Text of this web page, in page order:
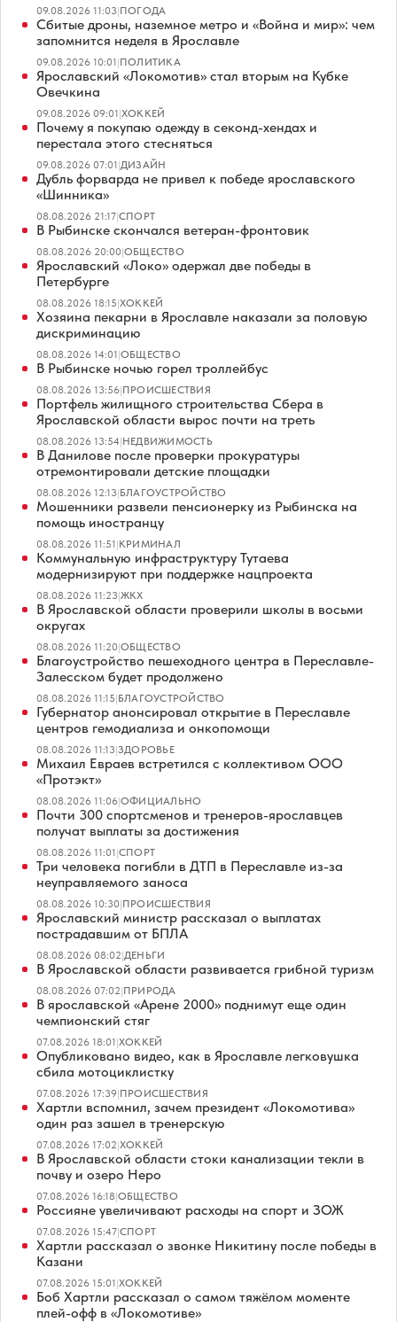
09.08.2026 11:03|ПОГОДА
Сбитые дроны, наземное метро и «Война и мир»: чем
запомнится неделя в Ярославле
09.08.2026 10:01|ПОЛИТИКА
Ярославский «Локомотив» стал вторым на Кубке
Овечкина
09.08.2026 09:01|ХОККЕЙ
Почему я покупаю одежду в секонд-хендах и
перестала этого стесняться
09.08.2026 07:01|ДИЗАЙН
Дубль форварда не привел к победе ярославского
«Шинника»
08.08.2026 21:17|СПОРТ
В Рыбинске скончался ветеран-фронтовик
08.08.2026 20:00|ОБЩЕСТВО
Ярославский «Локо» одержал две победы в
Петербурге
08.08.2026 18:15|ХОККЕЙ
Хозяина пекарни в Ярославле наказали за половую
дискриминацию
08.08.2026 14:01|ОБЩЕСТВО
В Рыбинске ночью горел троллейбус
08.08.2026 13:56|ПРОИСШЕСТВИЯ
Портфель жилищного строительства Сбера в
Ярославской области вырос почти на треть
08.08.2026 13:54|НЕДВИЖИМОСТЬ
В Данилове после проверки прокуратуры
отремонтировали детские площадки
08.08.2026 12:13|БЛАГОУСТРОЙСТВО
Мошенники развели пенсионерку из Рыбинска на
помощь иностранцу
08.08.2026 11:51|КРИМИНАЛ
Коммунальную инфраструктуру Тутаева
модернизируют при поддержке нацпроекта
08.08.2026 11:23|ЖКХ
В Ярославской области проверили школы в восьми
округах
08.08.2026 11:20|ОБЩЕСТВО
Благоустройство пешеходного центра в Переславле-
Залесском будет продолжено
08.08.2026 11:15|БЛАГОУСТРОЙСТВО
Губернатор анонсировал открытие в Переславле
центров гемодиализа и онкопомощи
08.08.2026 11:13|ЗДОРОВЬЕ
Михаил Евраев встретился с коллективом ООО
«Протэкт»
08.08.2026 11:06|ОФИЦИАЛЬНО
Почти 300 спортсменов и тренеров-ярославцев
получат выплаты за достижения
08.08.2026 11:01|СПОРТ
Три человека погибли в ДТП в Переславле из-за
неуправляемого заноса
08.08.2026 10:30|ПРОИСШЕСТВИЯ
Ярославский министр рассказал о выплатах
пострадавшим от БПЛА
08.08.2026 08:02|ДЕНЬГИ
В Ярославской области развивается грибной туризм
08.08.2026 07:02|ПРИРОДА
В ярославской «Арене 2000» поднимут еще один
чемпионский стяг
07.08.2026 18:01|ХОККЕЙ
Опубликовано видео, как в Ярославле легковушка
сбила мотоциклистку
07.08.2026 17:39|ПРОИСШЕСТВИЯ
Хартли вспомнил, зачем президент «Локомотива»
один раз зашел в тренерскую
07.08.2026 17:02|ХОККЕЙ
В Ярославской области стоки канализации текли в
почву и озеро Неро
07.08.2026 16:18|ОБЩЕСТВО
Россияне увеличивают расходы на спорт и ЗОЖ
07.08.2026 15:47|СПОРТ
Хартли рассказал о звонке Никитину после победы в
Казани
07.08.2026 15:01|ХОККЕЙ
Боб Хартли рассказал о самом тяжёлом моменте
плей-офф в «Локомотиве»